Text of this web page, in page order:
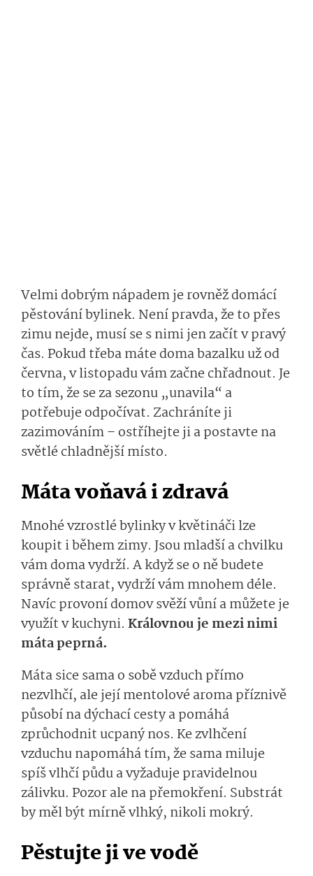
Velmi dobrým nápadem je rovněž domácí
pěstování bylinek. Není pravda, že to přes
zimu nejde, musí se s nimi jen začít v pravý
čas. Pokud třeba máte doma bazalku už od
června, v listopadu vám začne chřadnout. Je
to tím, že se za sezonu „unavila“ a
potřebuje odpočívat. Zachráníte ji
zazimováním – ostříhejte ji a postavte na
světlé chladnější místo.
Máta voňavá i zdravá
Mnohé vzrostlé bylinky v květináči lze
koupit i během zimy. Jsou mladší a chvilku
vám doma vydrží. A když se o ně budete
správně starat, vydrží vám mnohem déle.
Navíc provoní domov svěží vůní a můžete je
využít v kuchyni. Královnou je mezi nimi
máta peprná.
Máta sice sama o sobě vzduch přímo
nezvlhčí, ale její mentolové aroma příznivě
působí na dýchací cesty a pomáhá
zprůchodnit ucpaný nos. Ke zvlhčení
vzduchu napomáhá tím, že sama miluje
spíš vlhčí půdu a vyžaduje pravidelnou
zálivku. Pozor ale na přemokření. Substrát
by měl být mírně vlhký, nikoli mokrý.
Pěstujte ji ve vodě